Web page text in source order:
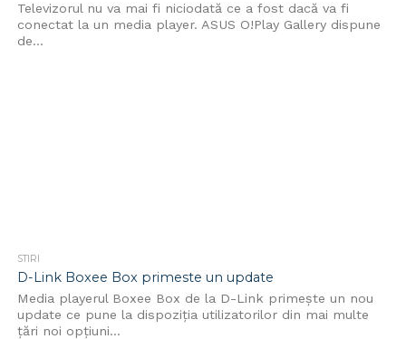
Televizorul nu va mai fi niciodată ce a fost dacă va fi
conectat la un media player. ASUS O!Play Gallery dispune
de...
STIRI
D-Link Boxee Box primeste un update
Media playerul Boxee Box de la D-Link primește un nou
update ce pune la dispoziția utilizatorilor din mai multe
țări noi opțiuni...